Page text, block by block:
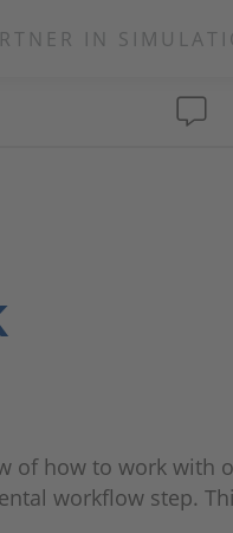
IN
of how to work with
workflow step.